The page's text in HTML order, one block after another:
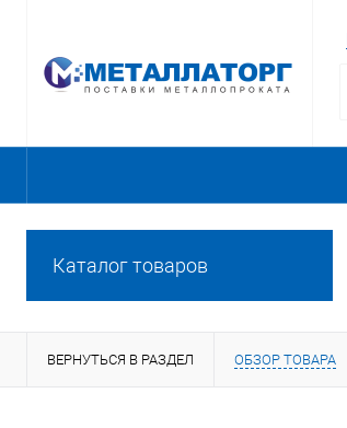
Каталог товаров
ВЕРНУТЬСЯ В РАЗДЕЛ ОБЗОР ТОВАРА